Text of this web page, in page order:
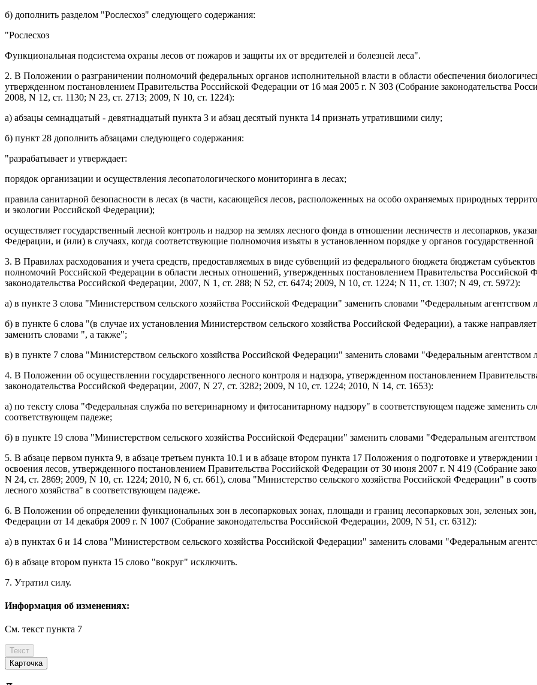
б) дополнить разделом "Рослесхоз" следующего содержания:
"Рослесхоз
Функциональная подсистема охраны лесов от пожаров и защиты их от вредителей и болезней леса".
2. В Положении о разграничении полномочий федеральных органов исполнительной власти в области обеспечения
утвержденном постановлением Правительства Российской Федерации от 16 мая 2005 г. N 303 (Собрание законодательства
2008, N 12, ст. 1130; N 23, ст. 2713; 2009, N 10, ст. 1224):
а) абзацы семнадцатый - девятнадцатый пункта 3 и абзац десятый пункта 14 признать утратившими силу;
б) пункт 28 дополнить абзацами следующего содержания:
"разрабатывает и утверждает:
порядок организации и осуществления лесопатологического мониторинга в лесах;
правила санитарной безопасности в лесах (в части, касающейся лесов, расположенных на особо охраняемых природных
и экологии Российской Федерации);
осуществляет государственный лесной контроль и надзор на землях лесного фонда в отношении лесничеств и лесопарков,
Федерации, и (или) в случаях, когда соответствующие полномочия изъяты в установленном порядке у органов
3. В Правилах расходования и учета средств, предоставляемых в виде субвенций из федерального бюджета бюджетам
полномочий Российской Федерации в области лесных отношений, утвержденных постановлением Правительства Российской
законодательства Российской Федерации, 2007, N 1, ст. 288; N 52, ст. 6474; 2009, N 10, ст. 1224; N 11, ст. 1307; N 49, ст. 5972):
а) в пункте 3 слова "Министерством сельского хозяйства Российской Федерации" заменить словами "Федеральным агентством
б) в пункте 6 слова "(в случае их установления Министерством сельского хозяйства Российской Федерации), а также
заменить словами ", а также";
в) в пункте 7 слова "Министерством сельского хозяйства Российской Федерации" заменить словами "Федеральным агентством
4. В Положении об осуществлении государственного лесного контроля и надзора, утвержденном постановлением
законодательства Российской Федерации, 2007, N 27, ст. 3282; 2009, N 10, ст. 1224; 2010, N 14, ст. 1653):
а) по тексту слова "Федеральная служба по ветеринарному и фитосанитарному надзору" в соответствующем падеже заменить
соответствующем падеже;
б) в пункте 19 слова "Министерством сельского хозяйства Российской Федерации" заменить словами "Федеральным агентством
5. В абзаце первом пункта 9, в абзаце третьем пункта 10.1 и в абзаце втором пункта 17 Положения о подготовке и утверждении
освоения лесов, утвержденного постановлением Правительства Российской Федерации от 30 июня 2007 г. N 419 (Собрание
N 24, ст. 2869; 2009, N 10, ст. 1224; 2010, N 6, ст. 661), слова "Министерство сельского хозяйства Российской Федерации" в
лесного хозяйства" в соответствующем падеже.
6. В Положении об определении функциональных зон в лесопарковых зонах, площади и границ лесопарковых зон, зеленых
Федерации от 14 декабря 2009 г. N 1007 (Собрание законодательства Российской Федерации, 2009, N 51, ст. 6312):
а) в пунктах 6 и 14 слова "Министерством сельского хозяйства Российской Федерации" заменить словами "Федеральным
б) в абзаце втором пункта 15 слово "вокруг" исключить.
7. Утратил силу.
Информация об изменениях:
См. текст пункта 7
Текст
Карточка